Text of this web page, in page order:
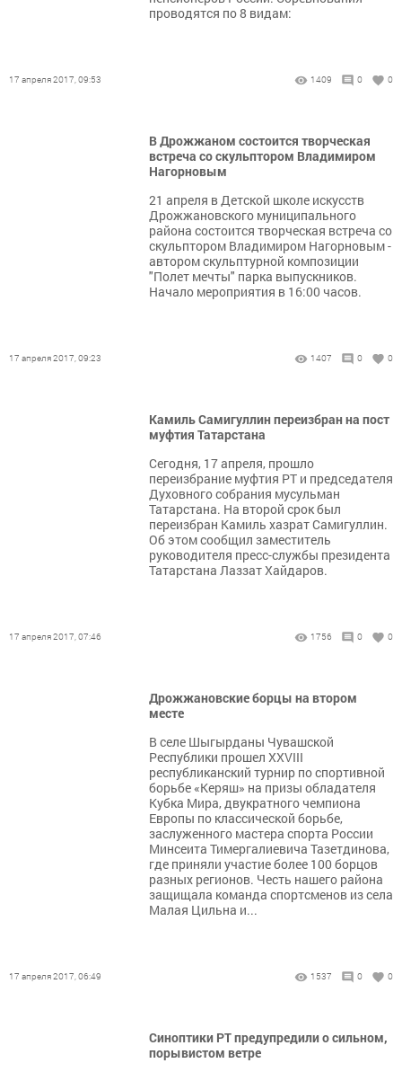
проводятся по 8 видам:
17 апреля 2017, 09:53 1409 0 0
В Дрожжаном cостоится творческая
встреча со скульптором Владимиром
Нагорновым
21 апреля в Детской школе искусств
Дрожжановского муниципального
района состоится творческая встреча со
скульптором Владимиром Нагорновым -
автором скульптурной композиции
"Полет мечты" парка выпускников.
Начало мероприятия в 16:00 часов.
17 апреля 2017, 09:23 1407 0 0
Камиль Самигуллин переизбран на пост
муфтия Татарстана
Сегодня, 17 апреля, прошло
переизбрание муфтия РТ и председателя
Духовного собрания мусульман
Татарстана. На второй срок был
переизбран Камиль хазрат Самигуллин.
Об этом сообщил заместитель
руководителя пресс-службы президента
Татарстана Лаззат Хайдаров.
17 апреля 2017, 07:46 1756 0 0
Дрожжановские борцы на втором
месте
В селе Шыгырданы Чувашской
Республики прошел ХXVIII
республиканский турнир по спортивной
борьбе «Керяш» на призы обладателя
Кубка Мира, двукратного чемпиона
Европы по классической борьбе,
заслуженного мастера спорта России
Минсеита Тимергалиевича Тазетдинова,
где приняли участие более 100 борцов
разных регионов. Честь нашего района
защищала команда спортсменов из села
Малая Цильна и...
17 апреля 2017, 06:49 1537 0 0
Синоптики РТ предупредили о сильном,
порывистом ветре